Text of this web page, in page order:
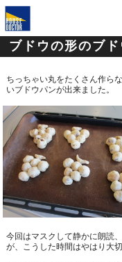
ブドウの形のブ
ちっちゃい丸をたくさん作ら
いブドウパンが出来ました。
今回はマスクして静かに朗読
が、こうした時間はやはり大